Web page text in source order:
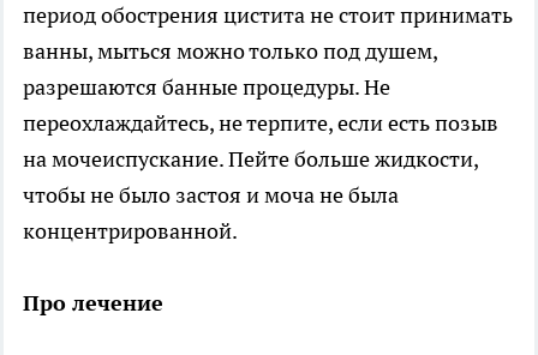
период обострения цистита не стоит принимать
ванны, мыться можно только под душем,
разрешаются банные процедуры. Не
переохлаждайтесь, не терпите, если есть позыв
на мочеиспускание. Пейте больше жидкости,
чтобы не было застоя и моча не была
концентрированной.
Про лечение